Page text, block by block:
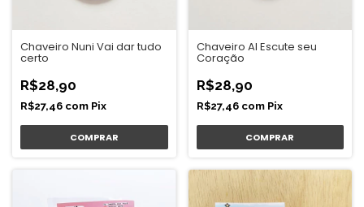
Chaveiro Nuni Vai dar tudo
certo
R$28,90
R$27,46 com Pix
Chaveiro Al Escute seu
Coração
R$28,90
R$27,46 com Pix